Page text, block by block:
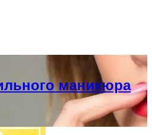
маникюра